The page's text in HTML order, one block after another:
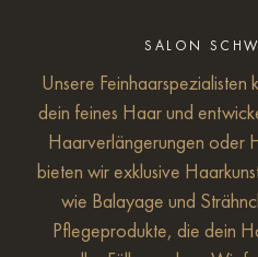
SALON
Unsere Feinhaarspezialisten
dein feines Haar und
Haarverlängerungen oder
bieten wir exklusive
wie Balayage und
Pflegeprodukte, die dein